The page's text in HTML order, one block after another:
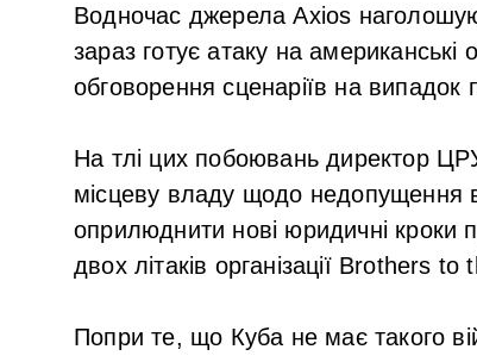
Водночас джерела Axios
зараз готує атаку на
обговорення сценаріїв на
На тлі цих побоювань директор
місцеву владу щодо недопущення
оприлюднити нові юридичні кроки
двох літаків організації Brothers
Попри те, що Куба не має такого